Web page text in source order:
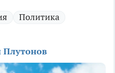
Политика
Плутонов